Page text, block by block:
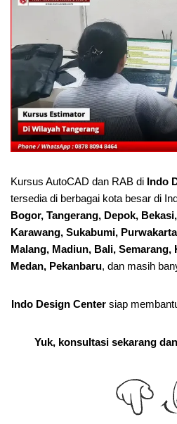
Kursus AutoCAD dan RAB di Indo
tersedia di berbagai kota besar di
Bogor, Tangerang, Depok,
Karawang, Sukabumi,
Malang, Madiun, Bali, Semarang,
Medan, Pekanbaru, dan masih
Indo Design Centersiap
Yuk, konsultasi sekarang